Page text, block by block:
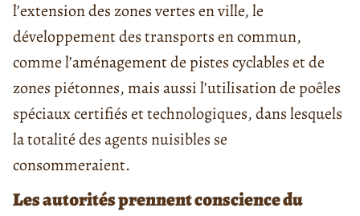
l’extension des zones vertes en ville, le
développement des transports en commun,
comme l’aménagement de pistes cyclables et de
zones piétonnes, mais aussi l’utilisation de poêles
spéciaux certifiés et technologiques, dans lesquels
la totalité des agents nuisibles se
consommeraient.
Les autorités prennent conscience du